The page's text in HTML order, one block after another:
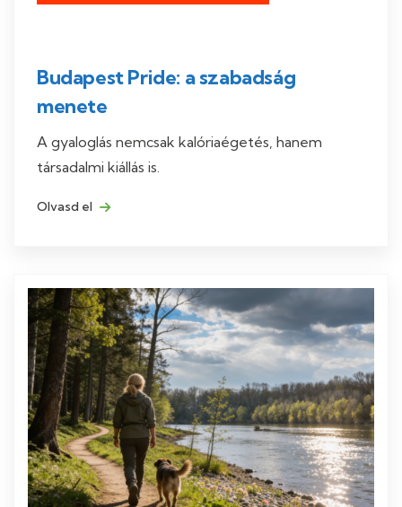
Budapest Pride: a szabadság
menete
A gyaloglás nemcsak kalóriaégetés, hanem
társadalmi kiállás is.
Olvasd el